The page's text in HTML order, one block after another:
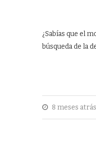
¿Sabías que el
búsqueda de la
8 meses atrás